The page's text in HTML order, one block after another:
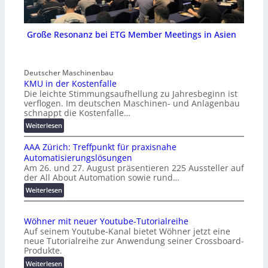
Große Resonanz bei ETG Member Meetings in Asien
Deutscher Maschinenbau
KMU in der Kostenfalle
Die leichte Stimmungsaufhellung zu Jahresbeginn ist
verflogen. Im deutschen Maschinen- und Anlagenbau
schnappt die Kostenfalle…
Weiterlesen:
K
M
U
i
n
d
e
K
o
s
e
AAA Zürich: Treffpunkt für praxisnahe
Automatisierungslösungen
Am 26. und 27. August präsentieren 225 Aussteller auf
der All About Automation sowie rund…
Weiterlesen:
A
A
Z
ü
i
Wöhner mit neuer Youtube-Tutorialreihe
Auf seinem Youtube-Kanal bietet Wöhner jetzt eine
neue Tutorialreihe zur Anwendung seiner Crossboard-
Produkte.
Weiterlesen: